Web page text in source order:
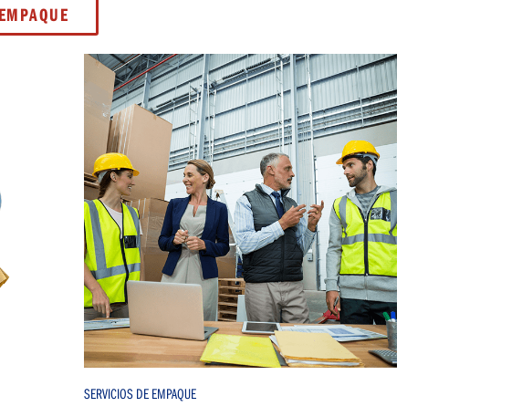
SERVICIOS DE EMPAQUE